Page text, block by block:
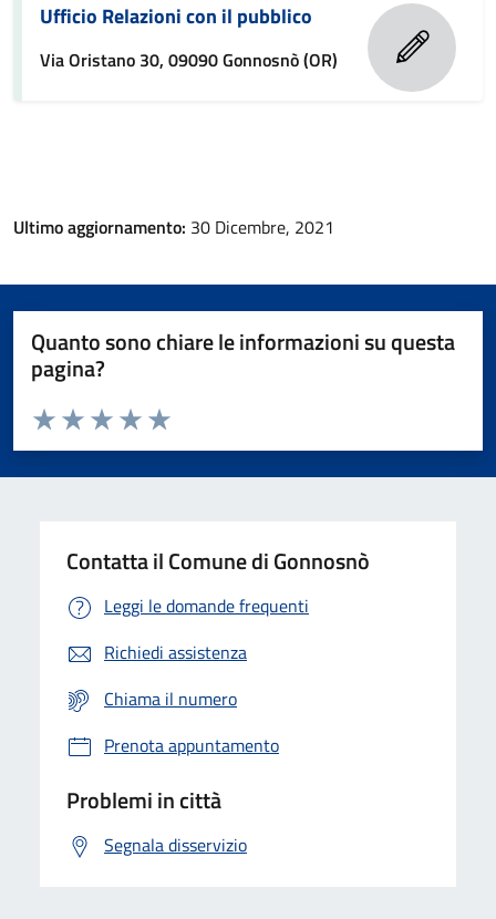
Ufficio Relazioni con il pubblico
Via Oristano 30, 09090 Gonnosnò (OR)
Ultimo aggiornamento: 30 Dicembre, 2021
Quanto sono chiare le informazioni su questa
pagina?
Valuta da 1 a 5 stelle la pagina
Valuta 5 stelle su 5
Valuta 4 stelle su 5
Valuta 3 stelle su 5
Valuta 2 stelle su 5
Valuta 1 stelle su 5
Contatta il Comune di Gonnosnò
Leggi le domande frequenti
Richiedi assistenza
Chiama il numero
Prenota appuntamento
Problemi in città
Segnala disservizio